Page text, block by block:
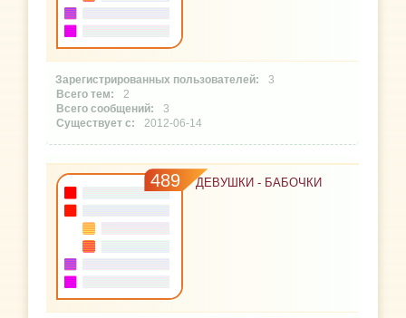
3
2
3
2012-06-14
489 ДЕВУШКИ - БАБОЧКИ